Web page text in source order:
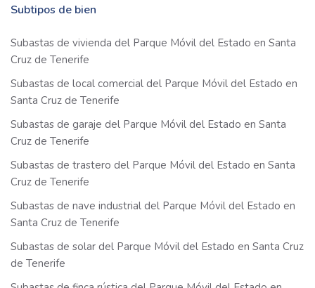
Subtipos de bien
Subastas de vivienda del Parque Móvil del Estado en Santa
Cruz de Tenerife
Subastas de local comercial del Parque Móvil del Estado en
Santa Cruz de Tenerife
Subastas de garaje del Parque Móvil del Estado en Santa
Cruz de Tenerife
Subastas de trastero del Parque Móvil del Estado en Santa
Cruz de Tenerife
Subastas de nave industrial del Parque Móvil del Estado en
Santa Cruz de Tenerife
Subastas de solar del Parque Móvil del Estado en Santa Cruz
de Tenerife